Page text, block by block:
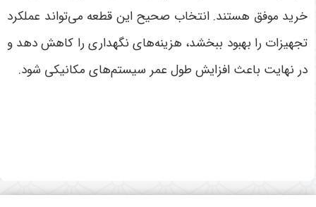
خرید موفق هستند. انتخاب صحیح این قطعه می‌تواند عملکرد
تجهیزات را بهبود ببخشد، هزینه‌های نگهداری را کاهش دهد و
در نهایت باعث افزایش طول عمر سیستم‌های مکانیکی شود.